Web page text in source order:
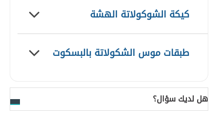
كيكة الشوكولاتة الهشة
طبقات موس الشكولاتة بالبسكوت
هل لديك سؤال؟